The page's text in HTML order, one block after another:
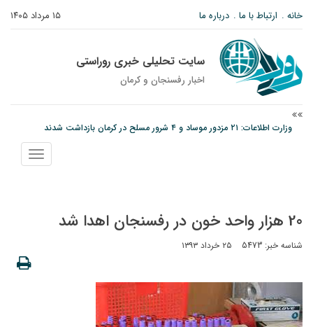
۱۵ مرداد ۱۴۰۵ خانه ارتباط با ما درباره ما
سایت تحلیلی خبری روراستی
اخبار رفسنجان و كرمان
وزارت اطلاعات: ۲۱ مزدور موساد و ۴ شرور مسلح در کرمان بازداشت شدند
دادستان رفسنجان: رفع مشکلات ایستگاه راه‌آهن احمدآباد با قید فوریت پیگیرینمایش
منو
20 هزار واحد خون در رفسنجان اهدا شد
شناسه خبر: 5473 ۲۵ خرداد ۱۳۹۳